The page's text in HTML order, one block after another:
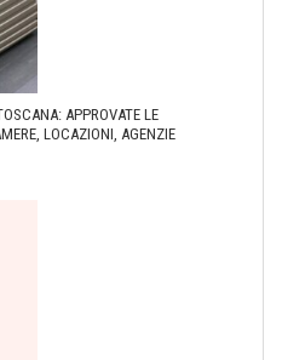
APPROVATE LE
LOCAZIONI, AGENZIE